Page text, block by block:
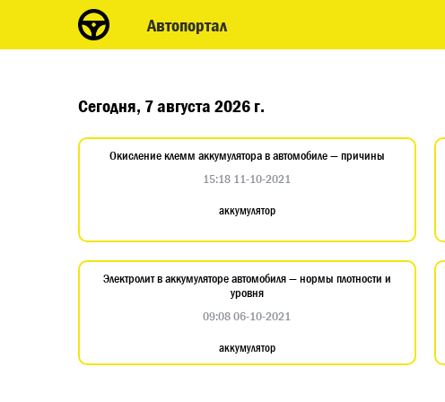
Автопортал
Сегодня, 7 августа 2026 г.
Окисление клемм аккумулятора в автомобиле — причины
15:18 11-10-2021
аккумулятор
Электролит в аккумуляторе автомобиля — нормы плотности и
уровня
09:08 06-10-2021
аккумулятор